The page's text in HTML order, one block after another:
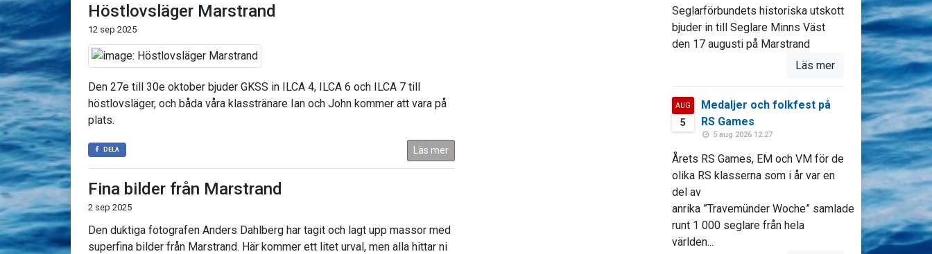
Höstlovsläger Marstrand
12 sep 2025
Den 27e till 30e oktober bjuder GKSS in ILCA 4, ILCA 6 och ILCA 7 till
höstlovsläger, och båda våra klasstränare Ian och John kommer att vara på
plats.
DELA Läs mer
Fina bilder från Marstrand
2 sep 2025
Den duktiga fotografen Anders Dahlberg har tagit och lagt upp massor med
superfina bilder från Marstrand. Här kommer ett litet urval, men alla hittar ni
Seglarförbundets historiska utskott
bjuder in till Seglare Minns Väst
den 17 augusti på Marstrand
Läs mer
AUG
5
Medaljer och folkfest på
RS Games
5 aug 2026 12:27
Årets RS Games, EM och VM för de
olika RS klasserna som i år var en
del av
anrika ”Travemünder Woche” samlade
runt 1 000 seglare från hela
världen...